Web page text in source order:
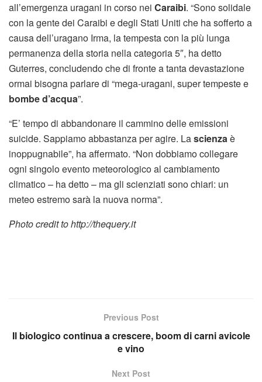
all’emergenza uragani in corso nei Caraibi. “Sono solidale
con la gente dei Caraibi e degli Stati Uniti che ha sofferto a
causa dell’uragano Irma, la tempesta con la più lunga
permanenza della storia nella categoria 5″, ha detto
Guterres, concludendo che di fronte a tanta devastazione
ormai bisogna parlare di “mega-uragani, super tempeste e
bombe d’acqua”.
“E’ tempo di abbandonare il cammino delle emissioni
suicide. Sappiamo abbastanza per agire. Lascienzaè
inoppugnabile”, ha affermato. “Non dobbiamo collegare
ogni singolo evento meteorologico al cambiamento
climatico – ha detto – ma gli scienziati sono chiari: un
meteo estremo sarà la nuova norma”.
Photo credit to http://thequery.it
Previous Post
Il biologico continua a crescere, boom di carni avicole
e vino
Next Post